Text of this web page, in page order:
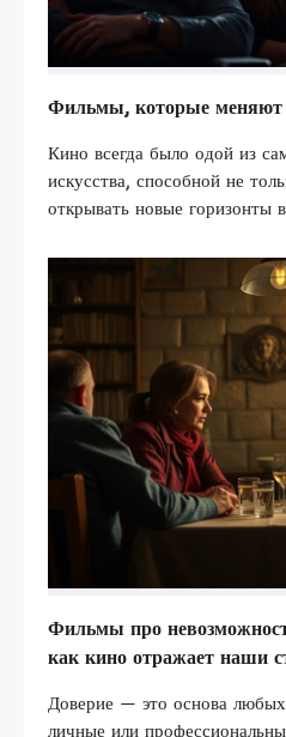
Фильмы, которые меняют
Кино всегда было одой из
искусства, способной не
открывать новые горизонты
Фильмы про
как кино отражает наши
Доверие — это основа
личные или